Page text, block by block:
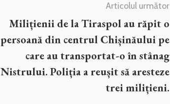
Articolul următor
Milițienii de la Tiraspol au răpit o
persoană din centrul Chișinăului pe
care au transportat-o în stânag
Nistrului. Poliția a reușit să aresteze
trei milițieni.